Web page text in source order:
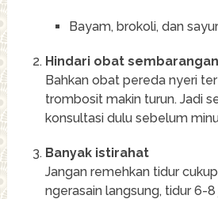
Bayam, brokoli, dan
Hindari obat sembarangan
Bahkan obat pereda nyeri
trombosit makin turun. Jadi
konsultasi dulu sebelum
Banyak istirahat
Jangan remehkan tidur
ngerasain langsung, tidur 6-